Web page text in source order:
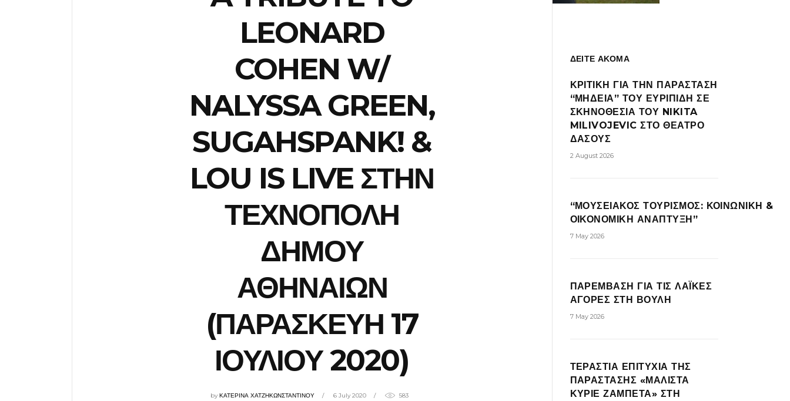
LEONARD
COHEN W/
NALYSSA GREEN,
SUGAHSPANK! &
LOU IS LIVE ΣΤΗΝ
ΤΕΧΝΟΠΟΛΗ
ΔΗΜΟΥ
ΑΘΗΝΑΙΩΝ
(ΠΑΡΑΣΚΕΥΗ 17
ΙΟΥΛΙΟΥ 2020)
byΚΑΤΕΡΙΝΑ ΧΑΤΖΗΚΩΝΣΤΑΝΤΙΝΟΥ 6 July 2020 583
ΔΕΙΤΕ ΑΚΟΜΑ
ΚΡΙΤΙΚΗ ΓΙΑ ΤΗΝ ΠΑΡΑΣΤΑΣΗ
“ΜΗΔΕΙΑ” ΤΟΥ ΕΥΡΙΠΙΔΗ ΣΕ
ΣΚΗΝΟΘΕΣΙΑ ΤΟΥ NIKITA
MILIVOJEVIC ΣΤΟ ΘΕΑΤΡΟ
ΔΑΣΟΥΣ
2 August 2026
“ΜΟΥΣΕΙΑΚΟΣ ΤΟΥΡΙΣΜΟΣ: ΚΟΙΝΩΝΙΚΗ &
ΟΙΚΟΝΟΜΙΚΗ ΑΝΑΠΤΥΞΗ”
7 May 2026
ΠΑΡΕΜΒΑΣΗ ΓΙΑ ΤΙΣ ΛΑΪΚΕΣ
ΑΓΟΡΕΣ ΣΤΗ ΒΟΥΛΗ
7 May 2026
ΤΕΡΑΣΤΙΑ ΕΠΙΤΥΧΙΑ ΤΗΣ
ΠΑΡΑΣΤΑΣΗΣ «ΜΑΛΙΣΤΑ
ΚΥΡΙΕ ΖΑΜΠΕΤΑ» ΣΤΗ